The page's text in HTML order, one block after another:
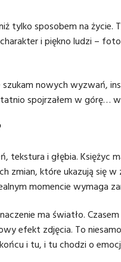
tylko sposobem na życie.
i piękno ludzi –
nowych wyzwań,
spojrzałem w górę…
tekstura i głębia. Księżyc
zmian, które ukazują się
momencie wymaga
ma światło.
efekt zdjęcia. To
i tu, i tu chodzi o